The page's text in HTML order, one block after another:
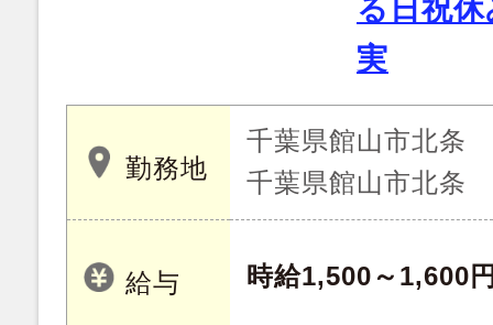
る日祝
実
勤務地
千葉県館山市北条
千葉県館山市北条
給与 時給1,500～1,600